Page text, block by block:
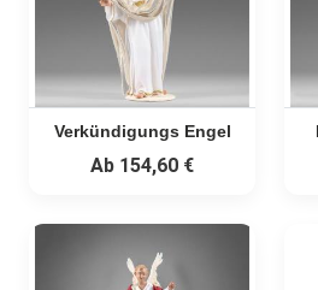
Verkündigungs Engel
Ab 154,60 €